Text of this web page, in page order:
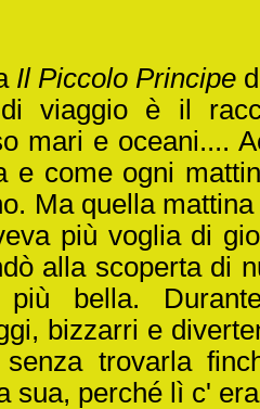
Il Piccolo Principe
viaggio è il
mari e oceani....
e come ogni
Ma quella
più voglia di
alla scoperta di
bella.
bizzarri e
trovarla
sua, perché lì c'